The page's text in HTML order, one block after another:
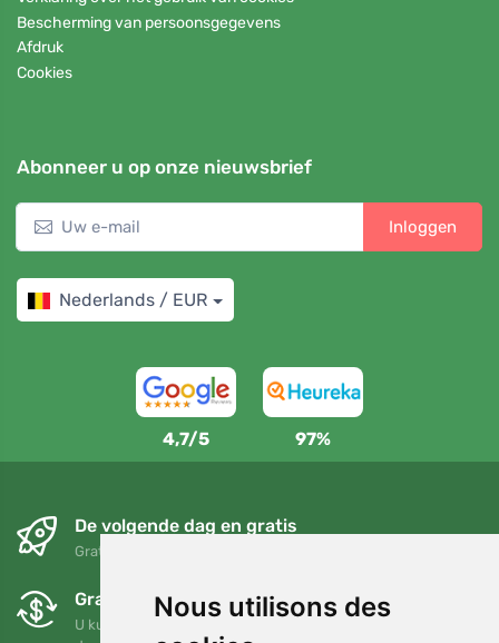
Nous utilisons des
Bescherming van persoonsgegevens
Afdruk
Cookies
Abonneer u op onze nieuwsbrief
Inloggen
Nederlands / EUR
4,7/5 97%
De volgende dag en gratis
Gratis verzending voor bestellingen boven 95 EUR
Gratis ruilen en retourneren
U kunt uw bestelling op elk gewenst moment binnen 90